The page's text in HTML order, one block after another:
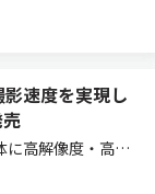
）を、画素
ジを拡大すると
速度を実現し
に高解像度・高感